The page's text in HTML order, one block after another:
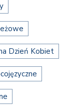
Dzień Kobiet